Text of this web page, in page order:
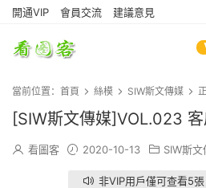
開通VIP 會員交流 建議意見
當前位置： 首頁 絲模 SIW斯文傳媒
[SIW斯文傳媒]VOL.023
看圖客 2020-10-13 SIW斯文
非VIP用戶僅可查看5